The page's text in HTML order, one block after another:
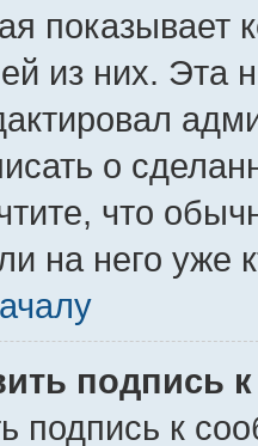
показывает
из них. Эта
о
что
на него уже
подпись
подпись к